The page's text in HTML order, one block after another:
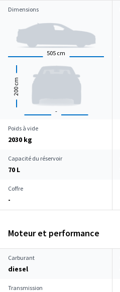
Dimensions
505 cm
-
200
cm
Poids à vide
2030 kg
Capacité du réservoir
70 L
Coffre
-
Moteur et performance
Carburant
diesel
Transmission